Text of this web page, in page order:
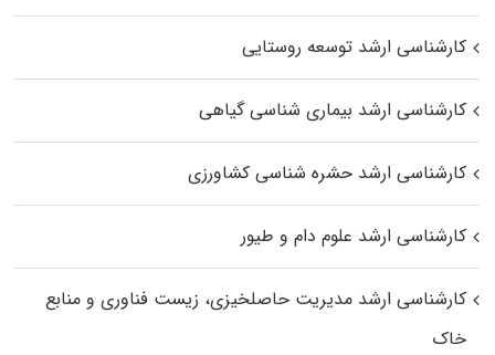
کارشناسی ارشد توسعه روستایی
کارشناسی ارشد بیماری‌ شناسی گیاهی
کارشناسی ارشد حشره‌ شناسی کشاورزی
کارشناسی ارشد علوم دام و طیور
کارشناسی ارشد مدیریت حاصلخیزی، زیست فناوری و منابع
خاک